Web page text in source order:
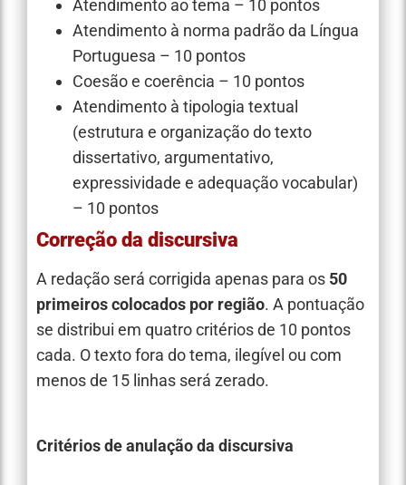
Atendimento ao tema – 10 pontos
Atendimento à norma padrão da Língua
Portuguesa – 10 pontos
Coesão e coerência – 10 pontos
Atendimento à tipologia textual
(estrutura e organização do texto
dissertativo, argumentativo,
expressividade e adequação vocabular)
– 10 pontos
Correção da discursiva
A redação será corrigida apenas para os 50
primeiros colocados por região. A pontuação
se distribui em quatro critérios de 10 pontos
cada. O texto fora do tema, ilegível ou com
menos de 15 linhas será zerado.
Critérios de anulação da discursiva